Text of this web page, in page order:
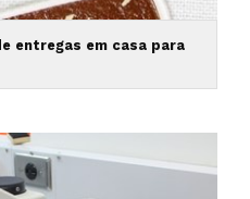
entregas em casa para